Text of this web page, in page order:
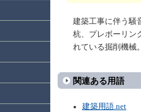
建築工事に伴う騒
杭、プレボーリン
れている掘削機械
関連ある用語
建築用語.net